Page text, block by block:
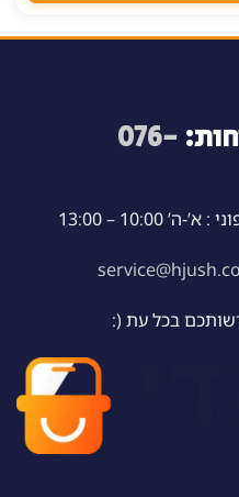
076-
10:00 – 13:00
בכל עת (: